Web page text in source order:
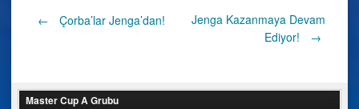
Post
← Çorba’lar Jenga’dan!
Jenga Kazanmaya Devam
Ediyor!
→
Master Cup A Grubu